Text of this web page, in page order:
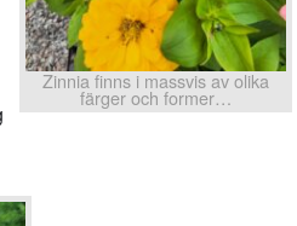
Zinnia finns i massvis av olika
färger och former…